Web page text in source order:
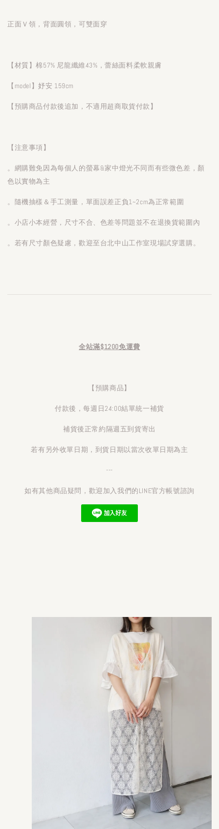
正面Ｖ領，背面圓領，可雙面穿
【材質】棉57% 尼龍纖維43%，蕾絲面料柔軟親膚
【model】妤安 159cm
【預購商品付款後追加，不適用超商取貨付款】
【注意事項】
。網購難免因為每個人的螢幕&家中燈光不同而有些微色差，顏
色以實物為主
。隨機抽樣＆手工測量，單面誤差正負1~2cm為正常範圍
。小店小本經營，尺寸不合、色差等問題並不在退換貨範圍內
。若有尺寸顏色疑慮，歡迎至台北中山工作室現場試穿選購。
全站滿$1200免運費
【預購商品】
付款後，每週日24:00結單統一補貨
補貨後正常約隔週五到貨寄出
若有另外收單日期，到貨日期以當次收單日期為主
---
如有其他商品疑問，歡迎加入我們的LINE官方帳號諮詢